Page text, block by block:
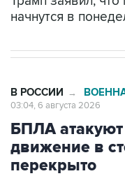
начнутся в
В РОССИИ →
03:04, 6 августа 2026
БПЛА
движение в
перекрыто